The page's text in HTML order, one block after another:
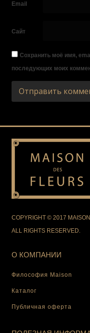
Email
Сайт
Сохранить моё имя,
последующих моих
COPYRIGHT © 2017
ALL RIGHTS RESERVED.
О КОМПАНИИ
Философия Maison
Каталог
Публичная оферта